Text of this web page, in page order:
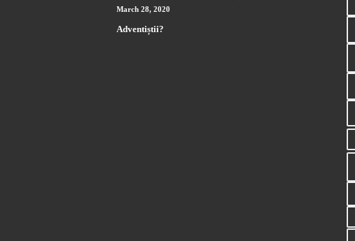
March 28, 2020
Adventiștii?